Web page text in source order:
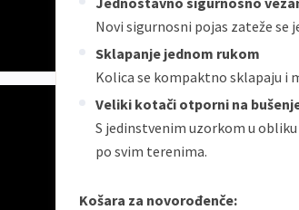
Novi sigurnosni pojas zateže
Sklapanje jednom rukom
Kolica se kompaktno sklapaju i
Veliki kotači otporni na
S jedinstvenim uzorkom u
po svim terenima.
Košara za novorođenče: